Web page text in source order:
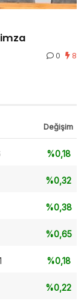
0 8
Değişim
%0,18
%0,32
%0,38
%0,65
%0,18
%0,22